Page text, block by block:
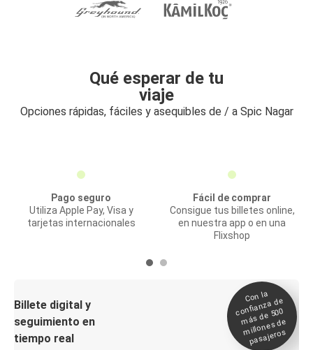
Qué esperar de tu
viaje
Opciones rápidas, fáciles y asequibles de / a Spic Nagar
Pago seguro
Utiliza Apple Pay, Visa y
tarjetas internacionales
Fácil de comprar
Consigue tus billetes online,
en nuestra app o en una
Flixshop
Billete digital y
seguimiento en
tiempo real
Con la
confianza de
más de 500
millones de
pasajeros